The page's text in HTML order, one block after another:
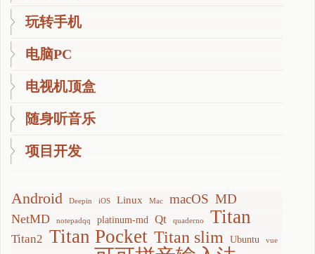
玩转手机
电脑PC
电视机顶盒
随身听音乐
项目开发
Android Deepin iOS Linux Mac macOS MD
NetMD notepadqq platinum-md Qt quaderno Titan
Titan2 Titan Pocket Titan slim Ubuntu vue